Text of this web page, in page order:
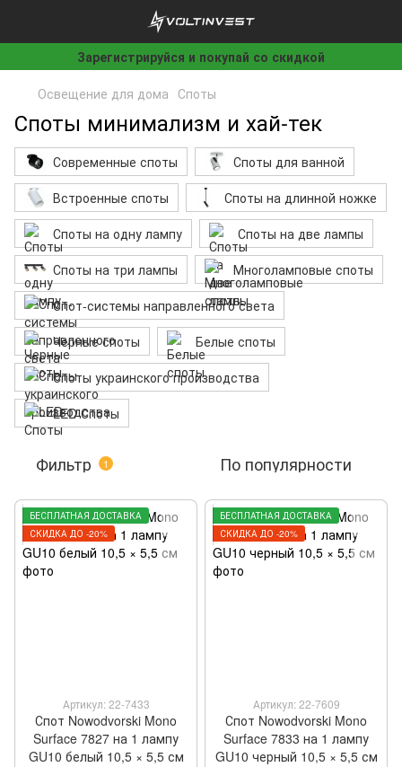
Зарегистрируйся и покупай со скидкой
Освещение для дома Споты
Споты минимализм и хай-тек
Современные споты
Споты для ванной
Встроенные споты
Споты на длинной ножке
Споты на одну лампу
Споты на две лампы
Споты на три лампы
Многоламповые споты
Спот-системы направленного света
Черные споты
Белые споты
Споты украинского производства
LED Споты
Фильтр 1 По популярности
БЕСПЛАТНАЯ ДОСТАВКА
СКИДКА ДО -20%
Артикул: 22-7433
Спот Nowodvorski Mono
Surface 7827 на 1 лампу
GU10 белый 10,5 × 5,5 см
БЕСПЛАТНАЯ ДОСТАВКА
СКИДКА ДО -20%
Артикул: 22-7609
Спот Nowodvorski Mono
Surface 7833 на 1 лампу
GU10 черный 10,5 × 5,5 см